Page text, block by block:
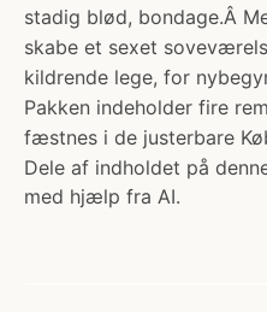
stadig blød, bondage.Â
skabe et sexet
kildrende lege, for
Pakken indeholder fire
fæstnes i de justerbare
Dele af indholdet på
med hjælp fra AI.